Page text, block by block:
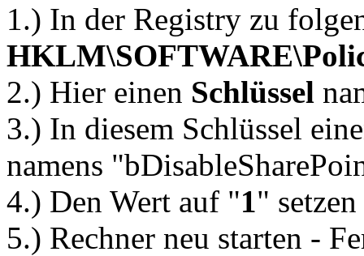
1.) In der Registry zu
2.) Hier einen Schlüssel
3.) In diesem Schlüssel
namens
4.) Den Wert auf "1 " setzen
5.) Rechner neu starten -